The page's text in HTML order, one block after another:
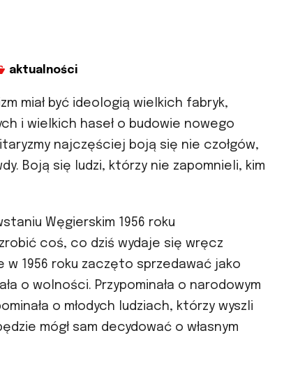
aktualności
miał być ideologią wielkich fabryk,
i wielkich haseł o budowie nowego
najczęściej boją się nie czołgów,
Boją się ludzi, którzy nie zapomnieli, kim
Węgierskim 1956 roku
coś, co dziś wydaje się wręcz
w 1956 roku zaczęto sprzedawać jako
o wolności. Przypominała o narodowym
o młodych ludziach, którzy wyszli
mógł sam decydować o własnym